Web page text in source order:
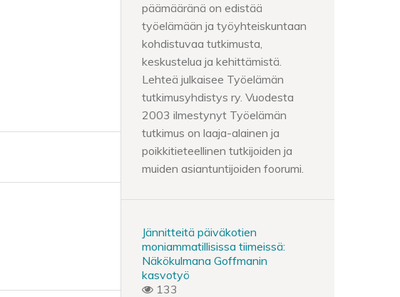
päämääränä on edistää
työelämään ja työyhteiskuntaan
kohdistuvaa tutkimusta,
keskustelua ja kehittämistä.
Lehteä julkaisee Työelämän
tutkimusyhdistys ry. Vuodesta
2003 ilmestynyt Työelämän
tutkimus on laaja-alainen ja
poikkitieteellinen tutkijoiden ja
muiden asiantuntijoiden foorumi.
Jännitteitä päiväkotien
moniammatillisissa tiimeissä:
Näkökulmana Goffmanin
kasvotyö
133